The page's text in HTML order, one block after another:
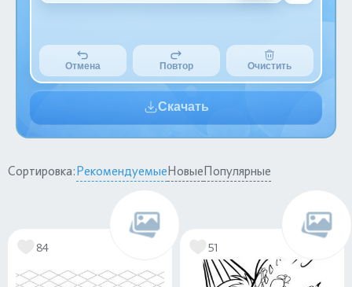
Отмена Повтор Очистить
Скачать
Сортировка:РекомендуемыеНовыеПопулярные
84 51